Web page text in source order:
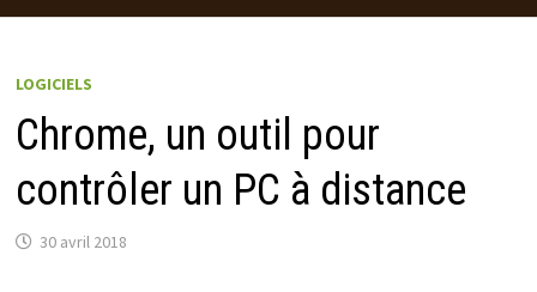
LOGICIELS
Chrome, un outil pour
contrôler un PC à distance
30 avril 2018